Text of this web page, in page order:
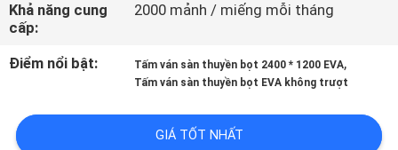
THAM
QUAN
MÁY
Khả năng cung
cấp:
2000 mảnh / miếng mỗi tháng
Điểm nổi bật: Tấm ván sàn thuyền bọt 2400 * 1200 EVA,
Tấm ván sàn thuyền bọt EVA không trượt
GIÁ TỐT NHẤT